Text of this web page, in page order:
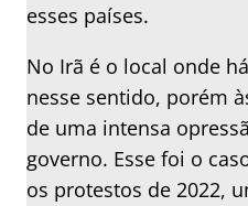
esses países.
No Irã é o local onde
nesse sentido, porém
de uma intensa
governo. Esse foi o
os protestos de 2022,